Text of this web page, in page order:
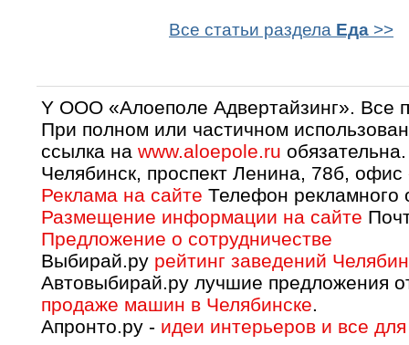
Все статьи раздела Еда >>
Y OOO «Алоеполе Адвертайзинг».
При полном или частичном
ссылка на www.aloepole.ru обязательна.
Челябинск, проспект Ленина, 78б, офис
Реклама на сайте Телефон рекламного
Размещение информации на сайте
Предложение о сотрудничестве
Выбирай.ру рейтинг заведений
Автовыбирай.ру лучшие предложения
продаже машин в Челябинске.
Апронто.ру - идеи интерьеров и все